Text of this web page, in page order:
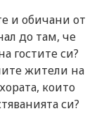
и обичани от
до там, че
гостите си?
жители на
които
си?